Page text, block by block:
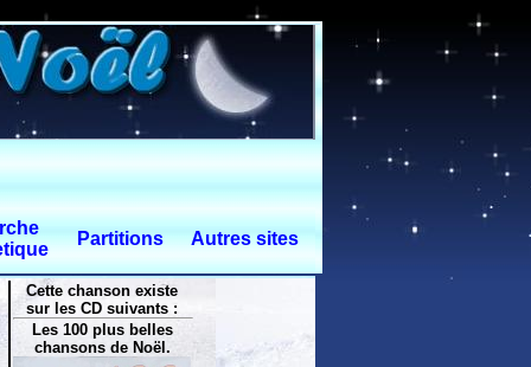
Partitions Autres sites
Cette chanson existe
sur les CD suivants :
Les 100 plus belles
chansons de Noël.